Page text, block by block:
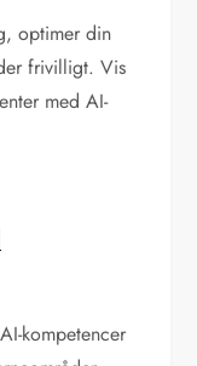
optimer din
frivilligt. Vis
med AI-
kompetencer